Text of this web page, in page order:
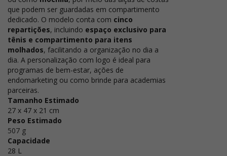
que podem ser guardadas em compartimento
dedicado. O modelo conta com cinco
repartições, incluindo espaço exclusivo para
tênis e compartimento para itens
molhados, facilitando a organização no dia a
dia. A personalização com logo é ideal para
programas de bem-estar, ações de
endomarketing ou como brinde para academias
parceiras.
Tamanho Estimado
27 x 47 x 21 cm
Peso Estimado
507 g
Capacidade
28 L